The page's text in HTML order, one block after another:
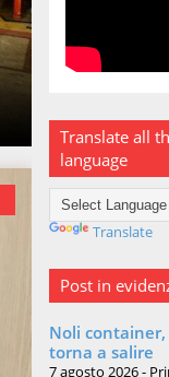
Translate all
language
Translate
Post in
Noli
torna a salire
7 agosto 2026 -